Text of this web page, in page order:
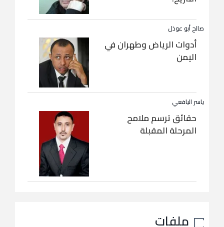
صالح أبو عوذل
أدوات الرياض وطهران في
اليمن
ياسر اليافعي
حقائق ترسم ملامح
المرحلة المقبلة
ملفات